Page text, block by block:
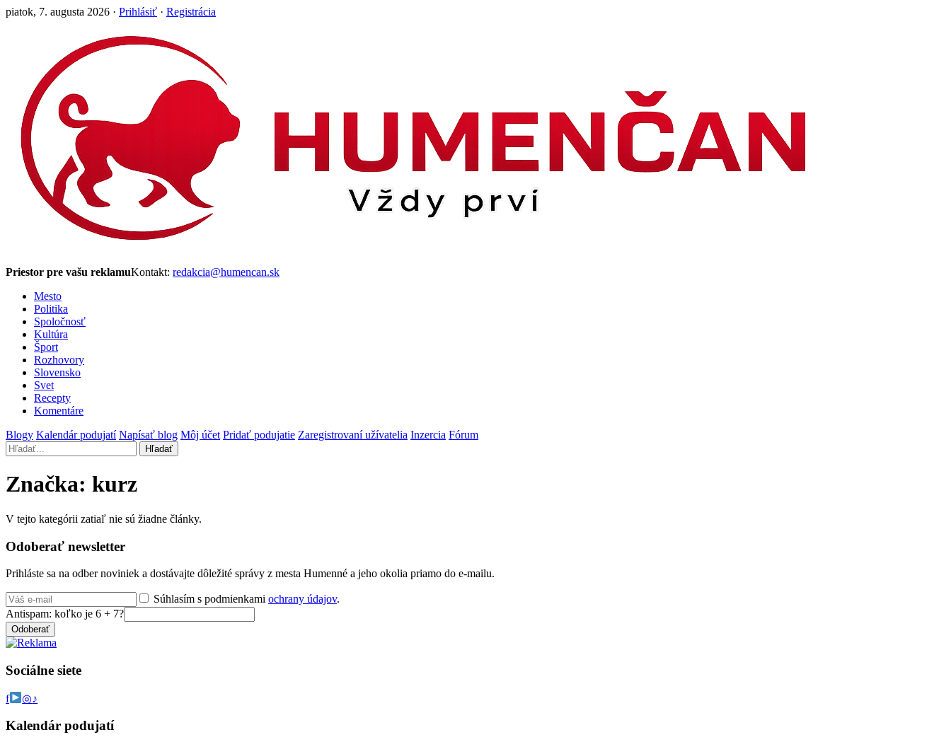
piatok, 7. augusta 2026 · Prihlásiť · Registrácia
Priestor pre vašu reklamuKontakt: redakcia@humencan.sk
Mesto
Politika
Spoločnosť
Kultúra
Šport
Rozhovory
Slovensko
Svet
Recepty
Komentáre
Blogy Kalendár podujatí Napísať blog Môj účet Pridať podujatie Zaregistrovaní užívatelia Inzercia Fórum
Hľadať
Značka: kurz
V tejto kategórii zatiaľ nie sú žiadne články.
Odoberať newsletter
Prihláste sa na odber noviniek a dostávajte dôležité správy z mesta Humenné a jeho okolia priamo do e-mailu.
Súhlasím s podmienkami ochrany údajov.
Antispam: koľko je 6 + 7?
Odoberať
Sociálne siete
f ◎♪
Kalendár podujatí